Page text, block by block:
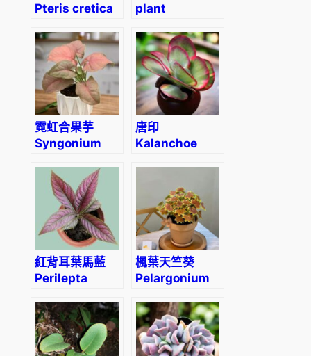
Pteris cretica
plant
thyrsiflora)
霓虹合果芋
Syngonium
‘Neon
Robusta’
唐印
Kalanchoe
紅背耳葉馬藍
Perilepta
楓葉天竺葵
Pelargonium
centennial’